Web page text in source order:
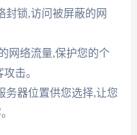
封锁,访问被屏蔽的网
网络流量,保护您的个
击。
务器位置供您选择,让您